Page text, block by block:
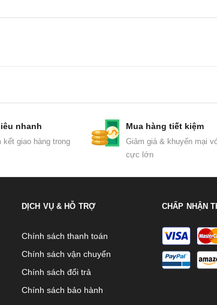
nhanh
kết giao hàng trong
Mua hàng tiết kiệm
Giảm giá & khuyến mại
cực lớn
DỊCH VỤ & HỖ TRỢ
Chính sách thanh toán
Chính sách vận chuyển
Chính sách đổi trả
Chính sách bảo hành
CHẤP NHẬN